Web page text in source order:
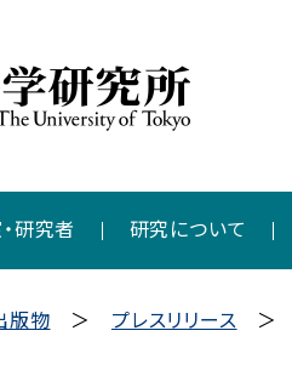
研究者 研究について
版物 プレスリリース